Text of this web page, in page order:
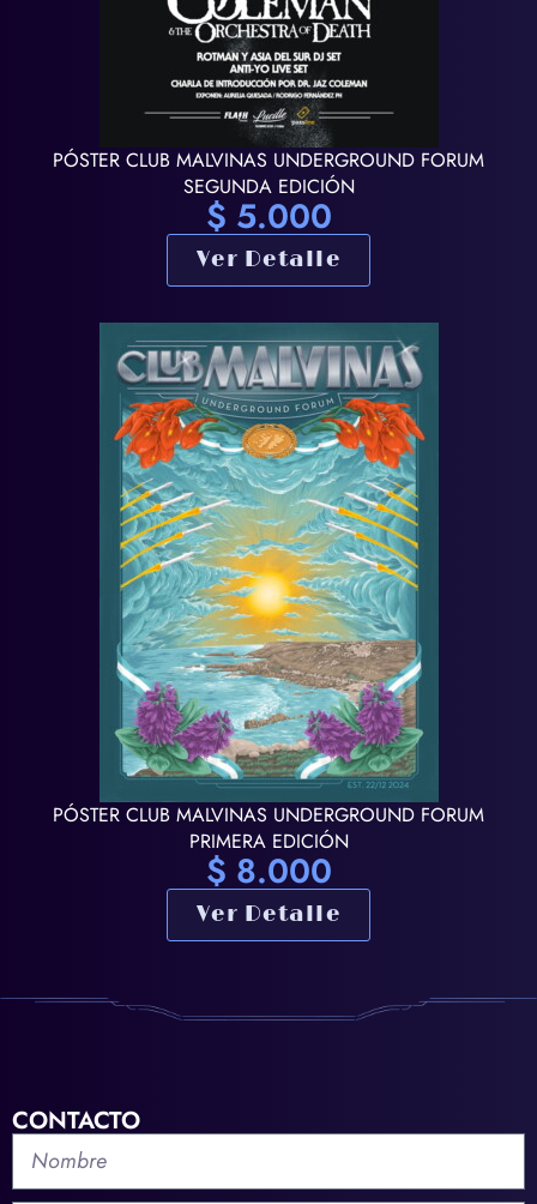
PÓSTER CLUB MALVINAS UNDERGROUND FORUM
SEGUNDA EDICIÓN
$ 5.000
Ver Detalle
PÓSTER CLUB MALVINAS UNDERGROUND FORUM
PRIMERA EDICIÓN
$ 8.000
Ver Detalle
CONTACTO